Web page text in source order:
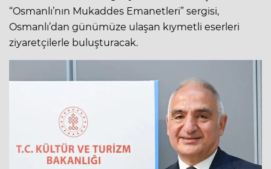
“Osmanlı’nın Mukaddes Emanetleri” sergisi,
Osmanlı’dan günümüze ulaşan kıymetli eserleri
ziyaretçilerle buluşturacak.